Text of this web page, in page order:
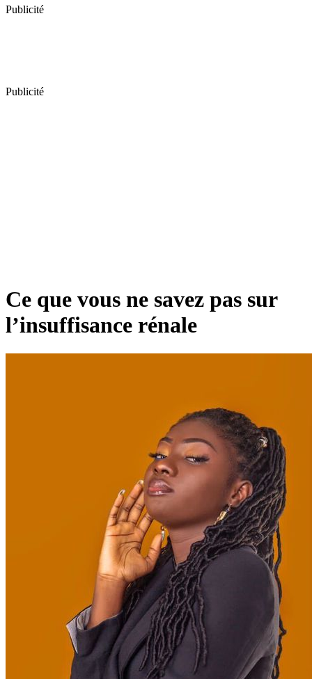
Publicité
Publicité
Ce que vous ne savez pas sur
l’insuffisance rénale